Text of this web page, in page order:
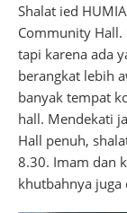
Shalat ied
Community
tapi karena ada
berangkat lebih
banyak tempat
hall. Mendekati
Hall penuh,
8.30. Imam dan
khutbahnya juga